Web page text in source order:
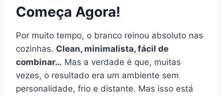
Começa Agora!
Por muito tempo, o branco reinou absoluto nas
cozinhas. Clean, minimalista, fácil de
combinar… Mas a verdade é que, muitas
vezes, o resultado era um ambiente sem
personalidade, frio e distante. Mas isso está